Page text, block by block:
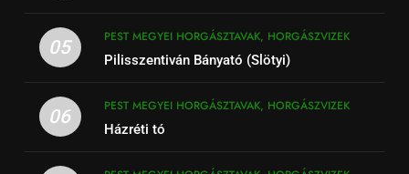
05
PEST MEGYEI HORGÁSZTAVAK, HORGÁSZVIZEK
Pilisszentiván Bányató (Slötyi)
06
PEST MEGYEI HORGÁSZTAVAK, HORGÁSZVIZEK
Házréti tó